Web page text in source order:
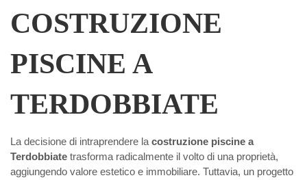
COSTRUZIONE
PISCINE A
TERDOBBIATE
La decisione di intraprendere la costruzione piscine a
Terdobbiate trasforma radicalmente il volto di una proprietà,
aggiungendo valore estetico e immobiliare. Tuttavia, un progetto